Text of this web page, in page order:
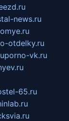
news.ru
otdelky.ru
porno-vk.ru
65.ru